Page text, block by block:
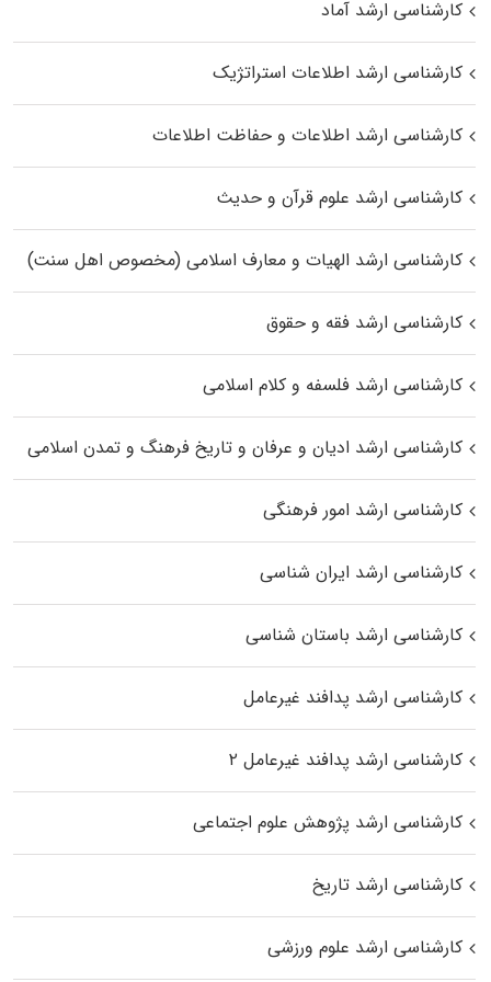
کارشناسی ارشد آماد
کارشناسی ارشد اطلاعات استراتژیک
کارشناسی ارشد اطلاعات و حفاظت اطلاعات
کارشناسی ارشد علوم قرآن و حدیث
کارشناسی ارشد الهیات و معارف اسلامی (مخصوص اهل سنت)
کارشناسی ارشد فقه و حقوق
کارشناسی ارشد فلسفه و کلام اسلامی
کارشناسی ارشد ادیان و عرفان و تاریخ فرهنگ و تمدن اسلامی
کارشناسی ارشد امور فرهنگی
کارشناسی ارشد ایران شناسی
کارشناسی ارشد باستان شناسی
کارشناسی ارشد پدافند غیرعامل
کارشناسی ارشد پدافند غیرعامل ۲
کارشناسی ارشد پژوهش علوم اجتماعی
کارشناسی ارشد تاریخ
کارشناسی ارشد علوم ورزشی